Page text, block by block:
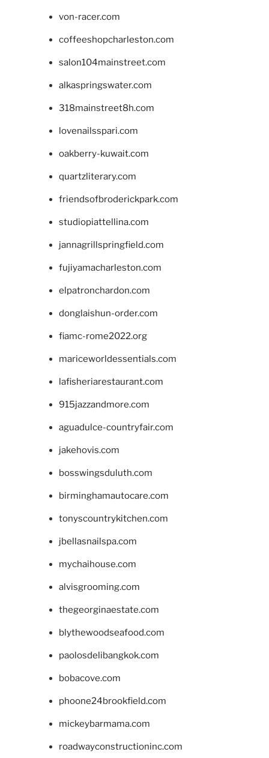
von-racer.com
coffeeshopcharleston.com
salon104mainstreet.com
alkaspringswater.com
318mainstreet8h.com
lovenailsspari.com
oakberry-kuwait.com
quartzliterary.com
friendsofbroderickpark.com
studiopiattellina.com
jannagrillspringfield.com
fujiyamacharleston.com
elpatronchardon.com
donglaishun-order.com
fiamc-rome2022.org
mariceworldessentials.com
lafisheriarestaurant.com
915jazzandmore.com
aguadulce-countryfair.com
jakehovis.com
bosswingsduluth.com
birminghamautocare.com
tonyscountrykitchen.com
jbellasnailspa.com
mychaihouse.com
alvisgrooming.com
thegeorginaestate.com
blythewoodseafood.com
paolosdelibangkok.com
bobacove.com
phoone24brookfield.com
mickeybarmama.com
roadwayconstructioninc.com